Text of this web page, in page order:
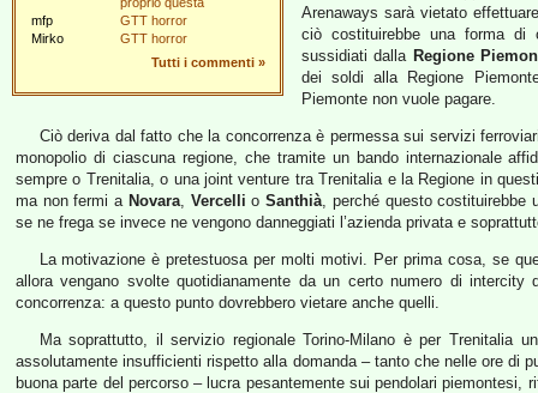
mfp
GTT horror
Mirko
GTT horror
Tutti i commenti »
Arenaways sarà vietato
ciò costituirebbe una forma di
sussidiati dalla Regione
dei soldi alla Regione
Piemonte non vuole pagare.
Ciò deriva dal fatto che la concorrenza è permessa sui servizi
monopolio di ciascuna regione, che tramite un bando internazionale
sempre o Trenitalia, o una joint venture tra Trenitalia e la Regione in
ma non fermi a Novara, Vercelli oSanthià, perché questo costituirebbe
se ne frega se invece ne vengono danneggiati l’azienda privata e
La motivazione è pretestuosa per molti motivi. Per prima cosa, se
allora vengano svolte quotidianamente da un certo numero di
concorrenza: a questo punto dovrebbero vietare anche quelli.
Ma soprattutto, il servizio regionale Torino-Milano è per Trenitalia
assolutamente insufficienti rispetto alla domanda – tanto che nelle ore di
buona parte del percorso – lucra pesantemente sui pendolari